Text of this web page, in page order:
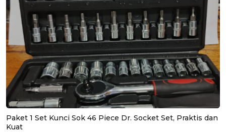
Paket 1 Set Kunci Sok 46 Piece Dr. Socket Set, Praktis dan
Kuat